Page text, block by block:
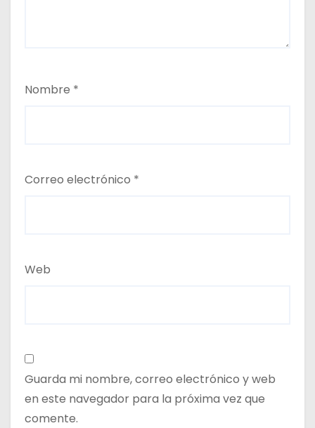
Nombre *
Correo electrónico *
Web
Guarda mi nombre, correo electrónico y web
en este navegador para la próxima vez que
comente.